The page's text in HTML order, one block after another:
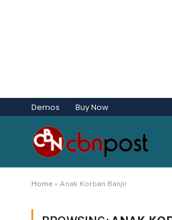
Demos Buy Now
Home » Anak Korban Banjir